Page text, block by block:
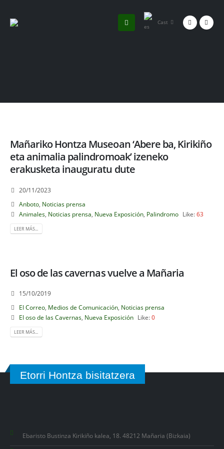
Cast
Mañariko Hontza Museoan ‘Abere ba, Kirikiño
eta animalia palindromoak’ izeneko
erakusketa inauguratu dute
20/11/2023
Anboto, Noticias prensa
Animales, Noticias prensa Nueva Exposición, Palindromo Like:63
LEER MÁS...
El oso de las cavernas vuelve a Mañaria
15/10/2019
El Correo, Medios de Comunicación, Noticias prensa
El oso de las Cavernas, Nueva Exposición Like:0
LEER MÁS...
Etorri Hontza bisitatzera
Ebaristo Bustinza Kirikiño kalea, 18. 48212 Mañaria (Bizkaia)